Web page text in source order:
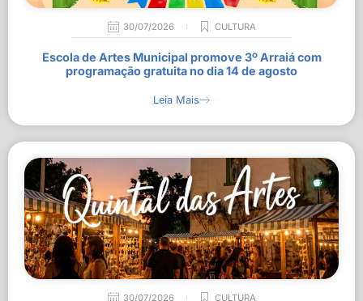
30/07/2026 CULTURA
Escola de Artes Municipal promove 3º Arraiá com
programação gratuita no dia 14 de agosto
Leia Mais
30/07/2026 CULTURA